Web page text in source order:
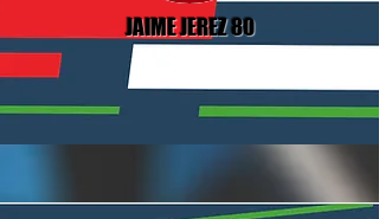
JAIME JEREZ 80